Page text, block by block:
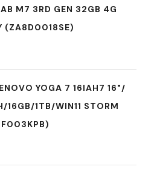
M7 3RD GEN 32GB 4G
(ZA8D0018SE)
YOGA 7 16IAH7 16"/
1TB/WIN11 STORM